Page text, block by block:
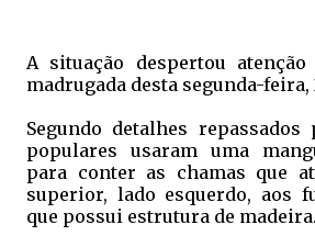
A situação despertou
madrugada desta segunda-feira,
Segundo detalhes repassados
populares usaram uma
para conter as chamas que
superior, lado esquerdo, aos
que possui estrutura de madeira.